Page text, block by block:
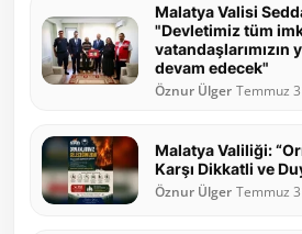
Malatya Valisi
"Devletimiz tüm
vatandaşlarımızın
devam edecek"
Öznur Ülger Temmuz
Malatya Valiliği:
Karşı Dikkatli ve
Öznur Ülger Temmuz